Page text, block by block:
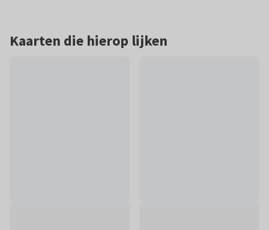
Kaarten die hierop lijken